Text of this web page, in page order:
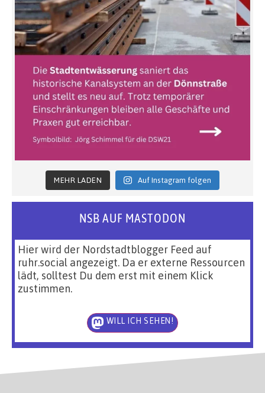
MEHR LADEN Auf Instagram folgen
NSB AUF MASTODON
Hier wird der Nordstadtblogger Feed auf
ruhr.social angezeigt. Da er externe Ressourcen
lädt, solltest Du dem erst mit einem Klick
zustimmen.
WILL ICH SEHEN!